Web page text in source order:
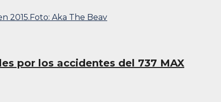
por los accidentes del 737 MAX